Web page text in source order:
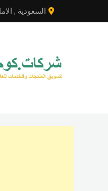
إلى
السعودية ,